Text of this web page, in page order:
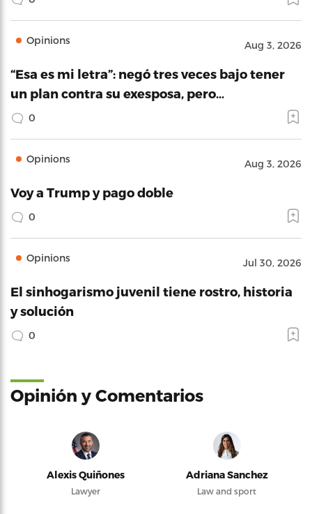
Opinions Aug 3, 2026
“Esa es mi letra”: negó tres veces bajo tener
un plan contra su exesposa, pero…
0
Opinions Aug 3, 2026
Voy a Trump y pago doble
0
Opinions Jul 30, 2026
El sinhogarismo juvenil tiene rostro, historia
y solución
0
Opinión y Comentarios
Alexis Quiñones
Lawyer
Adriana Sanchez
Law and sport